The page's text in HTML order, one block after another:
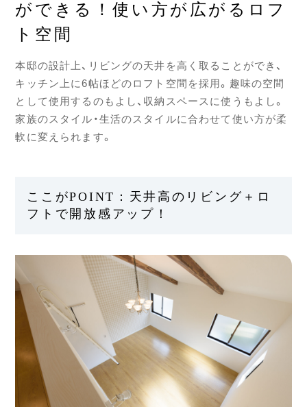
ができる！使い方が広がるロフ
ト空間
本邸の設計上、リビングの天井を高く取ることができ、
キッチン上に6帖ほどのロフト空間を採用。趣味の空間
として使用するのもよし、収納スペースに使うもよし。
家族のスタイル・生活のスタイルに合わせて使い方が柔
軟に変えられます。
ここがPOINT：天井高のリビング＋ロ
フトで開放感アップ！